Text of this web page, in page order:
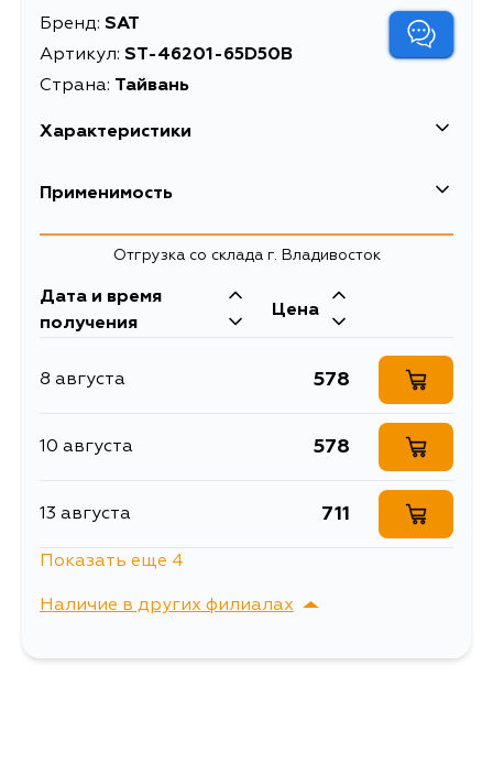
Бренд: SAT
Артикул: ST-46201-65D50B
Страна: Тайвань
Характеристики
Применимость
Suzuki
Кузов Двигатель
TX92V, TY92V, TA02W, TA52W,
Отгрузка со склада г. Владивосток
Дата и время
получения
Цена
8 августа 578
10 августа 578
13 августа 711
Показать еще 4
Наличие в других филиалах
г. Владивосток,